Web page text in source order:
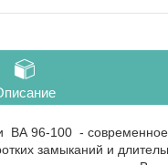
ВА 96-100 -
замыканий и